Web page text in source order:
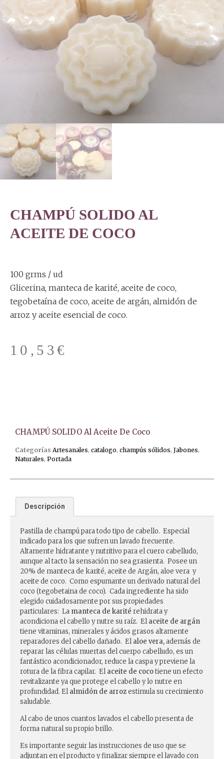
CHAMPÚ SOLIDO AL
ACEITE DE COCO
100 grms / ud
Glicerina, manteca de karité, aceite de coco,
tegobetaína de coco, aceite de argán, almidón de
arroz y aceite esencial de coco.
10,53€
CHAMPÚ SOLIDO Al Aceite De Coco
Categorías Artesanales, catalogo, champús sólidos, Jabones,
Naturales, Portada
Descripción
Pastilla de champú para todo tipo de cabello. Especial
indicado para los que sufren un lavado frecuente.
Altamente hidratante y nutritivo para el cuero cabelludo,
aunque al tacto la sensación no sea grasienta. Posee un
20% de manteca de karité, aceite de Argán, aloe vera y
aceite de coco. Como espumante un derivado natural del
coco (tegobetaina de coco). Cada ingrediente ha sido
elegido cuidadosamente por sus propiedades
particulares: La manteca de karité rehidrata y
acondiciona el cabello y nutre su raíz. Elaceite de argán
tiene vitaminas, minerales y ácidos grasos altamente
reparadores del cabello dañado. Elaloe vera,además de
reparar las células muertas del cuerpo cabelludo, es un
fantástico acondicionador, reduce la caspa y previene la
rotura de la fibra capilar. Elaceite de cocotiene un efecto
revitalizante ya que protege el cabello y lo nutre en
profundidad. Elalmidón de arrozestimula su crecimiento
saludable.
Al cabo de unos cuantos lavados el cabello presenta de
forma natural su propio brillo.
Es importante seguir las instrucciones de uso que se
adjuntan en el producto y finalizar siempre el lavado con